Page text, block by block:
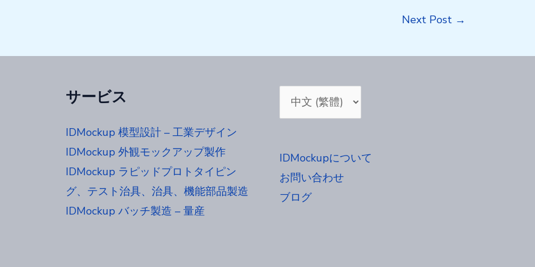
Next Post →
サービス
IDMockup 模型設計 – 工業デザイン
IDMockup 外観モックアップ製作
IDMockup ラピッドプロトタイピン
グ、テスト治具、治具、機能部品製造
IDMockup バッチ製造 – 量産
Choose
IDMockupについて
お問い合わせ
ブログ